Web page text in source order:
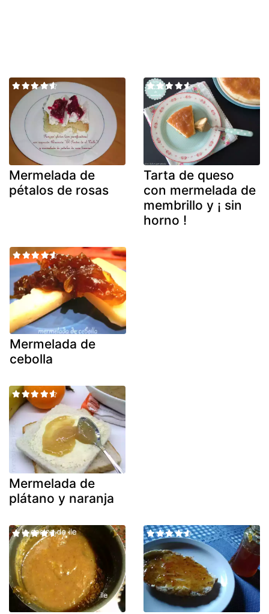
Mermelada de
pétalos de rosas
Tarta de queso
con mermelada de
membrillo y ¡ sin
horno !
Mermelada de
cebolla
Mermelada de
plátano y naranja